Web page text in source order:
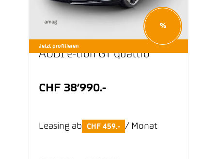
Jetzt profitieren
%
AUDI e-tron GT quattro
CHF 38’990.-
Leasing ab CHF 459.- / Monat